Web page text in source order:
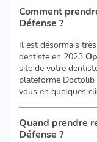
Comment
Défense ?
Il est désormais
dentiste en 2023
site de votre
plateforme Doctolib
vous en quelques
Quand prendre
Défense ?